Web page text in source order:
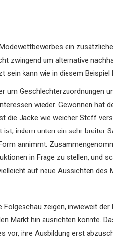
ein
zwingend um alternative
kann wie in diesem Beispiel
um Geschlechterzuordnungen
wieder. Gewonnen hat
die Jacke wie weicher Stoff
indem unten ein sehr breiter
annimmt.
in Frage zu stellen, und
auf neue Aussichten des
zeigen, inwieweit der
Markt hin ausrichten konnte.
vor, ihre Ausbildung erst